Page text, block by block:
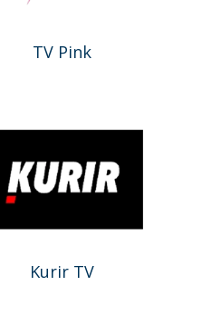
TV Pink
Kurir TV